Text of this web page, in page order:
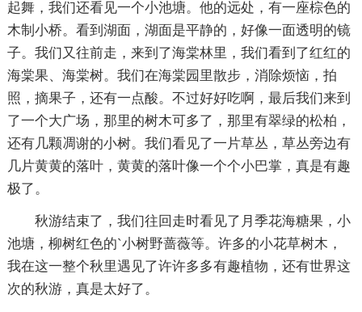
起舞，我们还看见一个小池塘。他的远处，有一座棕色的
木制小桥。看到湖面，湖面是平静的，好像一面透明的镜
子。我们又往前走，来到了海棠林里，我们看到了红红的
海棠果、海棠树。我们在海棠园里散步，消除烦恼，拍
照，摘果子，还有一点酸。不过好好吃啊，最后我们来到
了一个大广场，那里的树木可多了，那里有翠绿的松柏，
还有几颗凋谢的小树。我们看见了一片草丛，草丛旁边有
几片黄黄的落叶，黄黄的落叶像一个个小巴掌，真是有趣
极了。
秋游结束了，我们往回走时看见了月季花海糖果，小
池塘，柳树红色的`小树野蔷薇等。许多的小花草树木，
我在这一整个秋里遇见了许许多多有趣植物，还有世界这
次的秋游，真是太好了。